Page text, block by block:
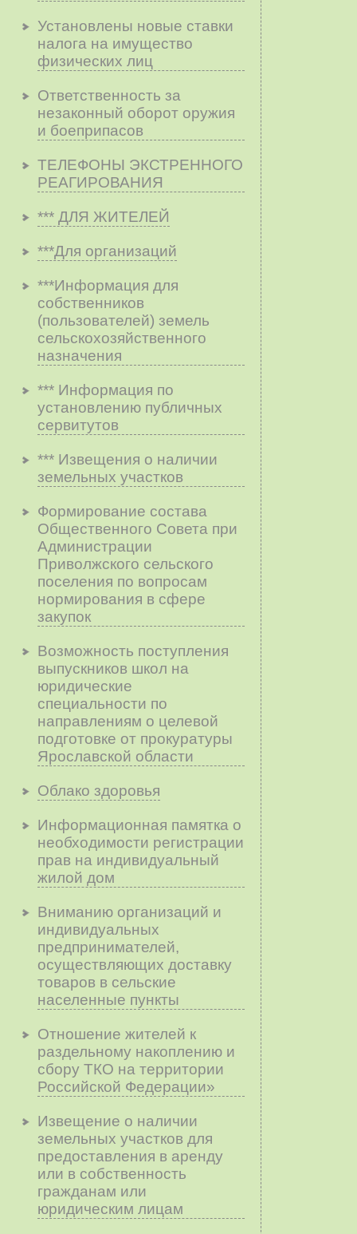
Установлены новые ставки
налога на имущество
физических лиц
Ответственность за
незаконный оборот оружия
и боеприпасов
ТЕЛЕФОНЫ ЭКСТРЕННОГО
РЕАГИРОВАНИЯ
*** ДЛЯ ЖИТЕЛЕЙ
***Для организаций
***Информация для
собственников
(пользователей) земель
сельскохозяйственного
назначения
*** Информация по
установлению публичных
сервитутов
*** Извещения о наличии
земельных участков
Формирование состава
Общественного Совета при
Администрации
Приволжского сельского
поселения по вопросам
нopмиpoвaния в cфepe
зaкyпoк
Возможность поступления
выпускников школ на
юридические
специальности по
направлениям о целевой
подготовке от прокуратуры
Ярославской области
Облако здоровья
Информационная памятка о
необходимости регистрации
прав на индивидуальный
жилой дом
Вниманию организаций и
индивидуальных
предпринимателей,
осуществляющих доставку
товаров в сельские
населенные пункты
Отношение жителей к
раздельному накоплению и
сбору ТКО на территории
Российской Федерации»
Извещение о наличии
земельных участков для
предоставления в аренду
или в собственность
гражданам или
юридическим лицам